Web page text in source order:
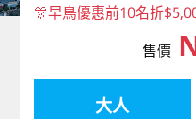
🎊早鳥優惠前10名折
售價
大人